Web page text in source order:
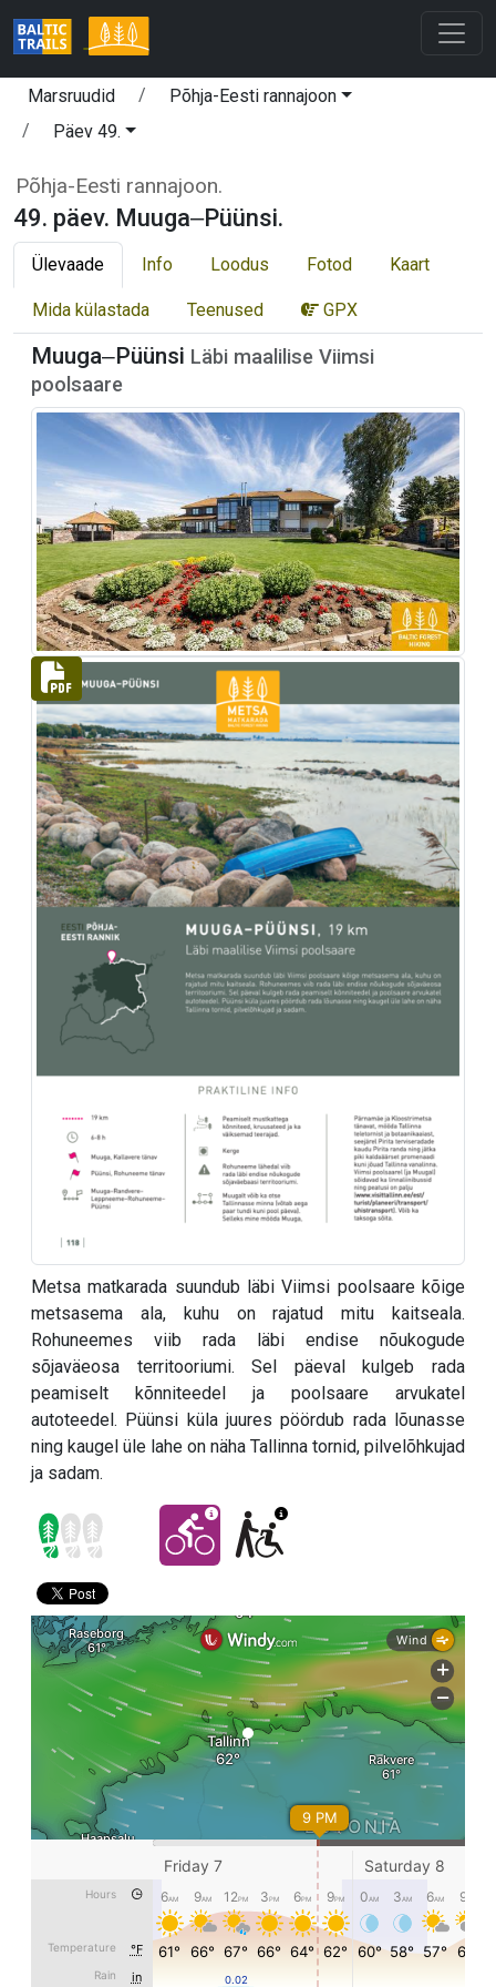
Marsruudid
Põhja-Eesti rannajoon
Päev 49.
Põhja-Eesti rannajoon.
49. päev. Muuga‒Püünsi.
Ülevaade Info Loodus Fotod Kaart
Mida külastada Teenused GPX
Muuga‒Püünsi Läbi maalilise Viimsi
poolsaare
Metsa matkarada suundub läbi Viimsi poolsaare kõige
metsasema ala, kuhu on rajatud mitu kaitseala.
Rohuneemes viib rada läbi endise nõukogude
sõjaväeosa territooriumi. Sel päeval kulgeb rada
peamiselt kõnniteedel ja poolsaare arvukatel
autoteedel. Püünsi küla juures pöördub rada lõunasse
ning kaugel üle lahe on näha Tallinna tornid, pilvelõhkujad
ja sadam.